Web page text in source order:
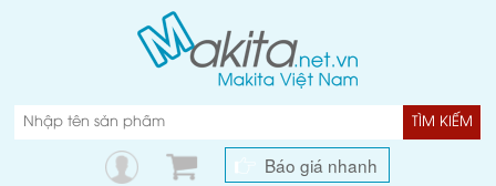
TÌM KIẾM
Báo giá nhanh